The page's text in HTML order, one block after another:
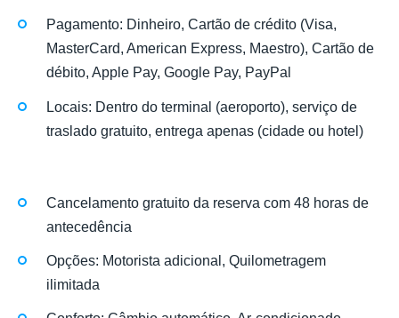
Pagamento: Dinheiro, Cartão de crédito (Visa,
MasterCard, American Express, Maestro), Cartão de
débito, Apple Pay, Google Pay, PayPal
Locais: Dentro do terminal (aeroporto), serviço de
traslado gratuito, entrega apenas (cidade ou hotel)
Cancelamento gratuito da reserva com 48 horas de
antecedência
Opções: Motorista adicional, Quilometragem
ilimitada